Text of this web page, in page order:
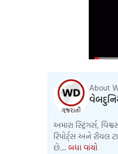
About
અમારા સ્ટ્રિંગર્સ,
રિપોર્ટ્સ અને રીયલ
છે.... બધા વાંચો